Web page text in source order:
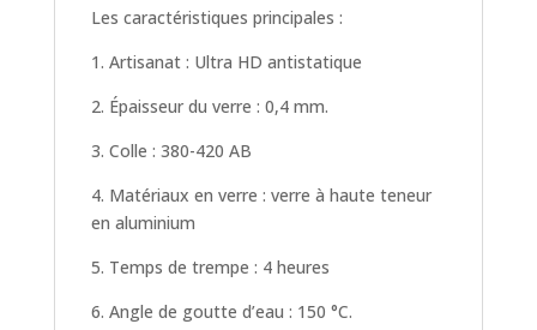
Les caractéristiques principales :
1. Artisanat : Ultra HD antistatique
2. Épaisseur du verre : 0,4 mm.
3. Colle : 380-420 AB
4. Matériaux en verre : verre à haute teneur
en aluminium
5. Temps de trempe : 4 heures
6. Angle de goutte d’eau : 150 °C.